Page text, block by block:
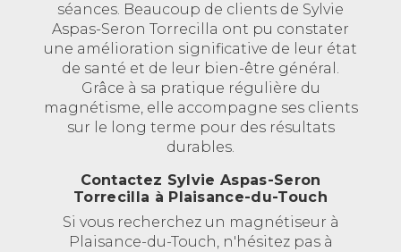
séances. Beaucoup de clients de Sylvie
Aspas-Seron Torrecilla ont pu constater
une amélioration significative de leur état
de santé et de leur bien-être général.
Grâce à sa pratique régulière du
magnétisme, elle accompagne ses clients
sur le long terme pour des résultats
durables.
Contactez Sylvie Aspas-Seron
Torrecilla à Plaisance-du-Touch
Si vous recherchez un magnétiseur à
Plaisance-du-Touch, n'hésitez pas à